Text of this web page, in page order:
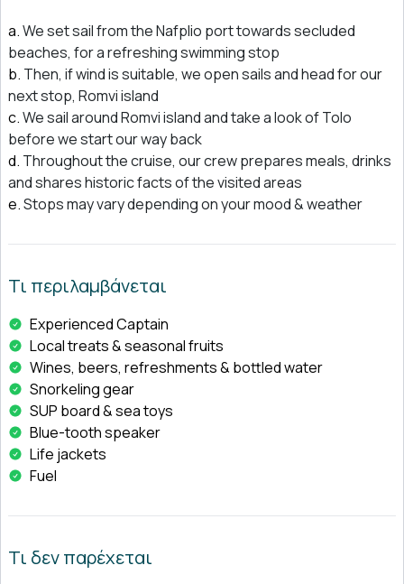
We set sail from the Nafplio port towards secluded
beaches, for a refreshing swimming stop
Then, if wind is suitable, we open sails and head for our
next stop, Romvi island
We sail around Romvi island and take a look of Tolo
before we start our way back
Throughout the cruise, our crew prepares meals, drinks
and shares historic facts of the visited areas
Stops may vary depending on your mood & weather
Τι περιλαμβάνεται
Experienced Captain
Local treats & seasonal fruits
Wines, beers, refreshments & bottled water
Snorkeling gear
SUP board & sea toys
Blue-tooth speaker
Life jackets
Fuel
Τι δεν παρέχεται